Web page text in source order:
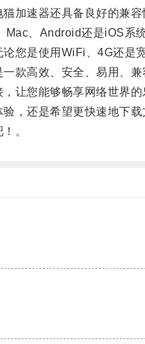
速器还具备良好的兼容
、Android还是iOS系统
是使用WiFi、4G还是宽
高效、安全、易用、兼
您能够畅享网络世界的
还是希望更快速地下载
。